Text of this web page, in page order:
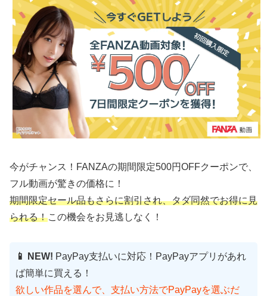
今がチャンス！FANZAの期間限定500円OFFクーポンで、
フル動画が驚きの価格に！
期間限定セール品もさらに割引され、タダ同然でお得に見
られる！この機会をお見逃しなく！
📱 NEW! PayPay支払いに対応！PayPayアプリがあれ
ば簡単に買える！
欲しい作品を選んで、支払い方法でPayPayを選ぶだ